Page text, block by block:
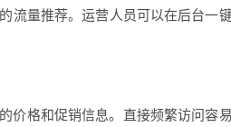
流量推荐。运营人员可以在后台一
价格和促销信息。直接频繁访问容